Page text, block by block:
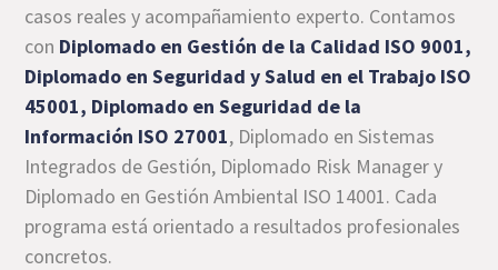
casos reales y acompañamiento experto. Contamos
con Diplomado en Gestión de la Calidad ISO 9001,
Diplomado en Seguridad y Salud en el Trabajo ISO
45001, Diplomado en Seguridad de la
Información ISO 27001, Diplomado en Sistemas
Integrados de Gestión, Diplomado Risk Manager y
Diplomado en Gestión Ambiental ISO 14001. Cada
programa está orientado a resultados profesionales
concretos.